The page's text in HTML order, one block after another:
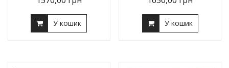
У кошик У кошик